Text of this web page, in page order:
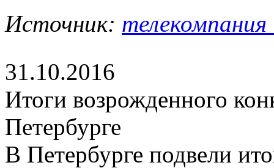
Источник:
31.10.2016
Итоги возрожденного
Петербурге
В Петербурге подвели